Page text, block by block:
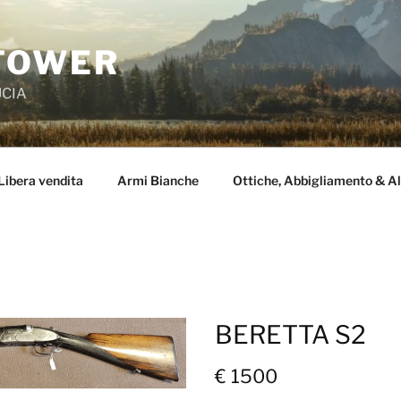
vendita Armi Bianche Ottiche, Abbigliamento &
BERETTA S2
€ 1500